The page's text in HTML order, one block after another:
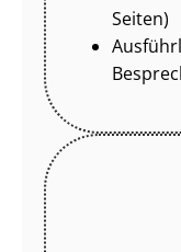
Seiten)